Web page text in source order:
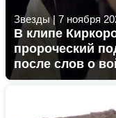
Звезды| 7 ноября
В клипе
пророческий
после слов о